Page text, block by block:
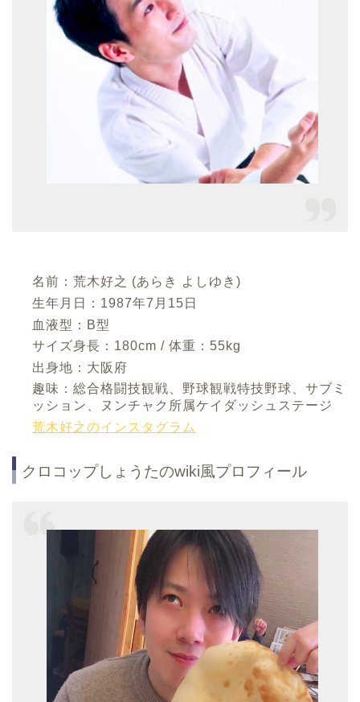
名前：荒木好之 (あらき よしゆき)
生年月日：1987年7月15日
血液型：B型
サイズ身長：180cm / 体重：55kg
出身地：大阪府
趣味：総合格闘技観戦、野球観戦特技野球、サブミ
ッション、ヌンチャク所属ケイダッシュステージ
荒木好之のインスタグラム
クロコップしょうたのwiki風プロフィール